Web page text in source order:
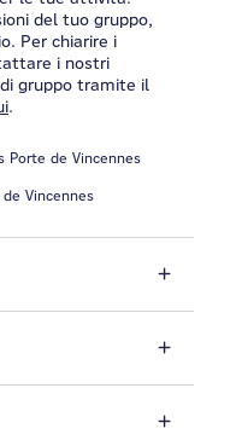
del tuo gruppo,
Per chiarire i
i nostri
gruppo tramite il
.
Porte de Vincennes
Vincennes